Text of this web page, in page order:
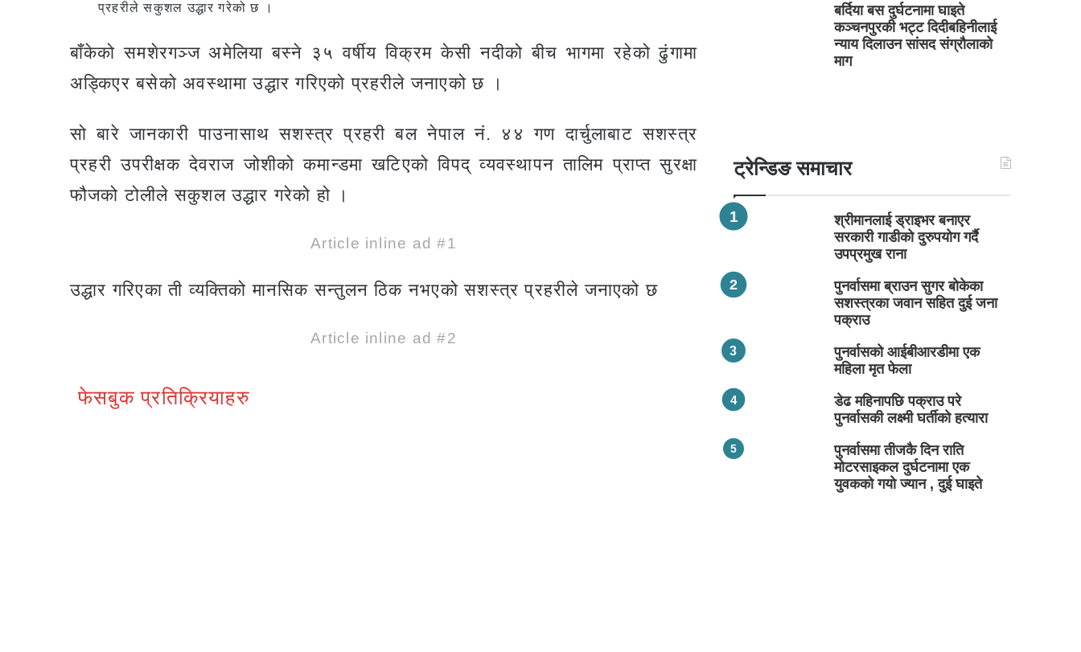
प्रहरीले सकुशल उद्धार गरेको छ ।
बाँकेको समशेरगञ्ज अमेलिया बस्ने ३५ वर्षीय विक्रम केसी नदीको बीच भागमा रहेको ढुंगामा
अड्किएर बसेको अवस्थामा उद्धार गरिएको प्रहरीले जनाएको छ ।
सो बारे जानकारी पाउनासाथ सशस्त्र प्रहरी बल नेपाल नं. ४४ गण दार्चुलाबाट सशस्त्र
प्रहरी उपरीक्षक देवराज जोशीको कमान्डमा खटिएको विपद् व्यवस्थापन तालिम प्राप्त सुरक्षा
फौजको टोलीले सकुशल उद्धार गरेको हो ।
Article inline ad #1
उद्धार गरिएका ती व्यक्तिको मानसिक सन्तुलन ठिक नभएको सशस्त्र प्रहरीले जनाएको छ
Article inline ad #2
फेसबुक प्रतिक्रियाहरु
बर्दिया बस दुर्घटनामा घाइते
कञ्चनपुरकी भट्ट दिदीबहिनीलाई
न्याय दिलाउन सांसद संग्रौलाको
माग
ट्रेन्डिङ समाचार
श्रीमानलाई ड्राइभर बनाएर
सरकारी गाडीको दुरुपयोग गर्दै
उपप्रमुख राना
पुनर्वासमा ब्राउन सुगर बोकेका
सशस्त्रका जवान सहित दुई जना
पक्राउ
पुनर्वासको आईबीआरडीमा एक
महिला मृत फेला
डेढ महिनापछि पक्राउ परे
पुनर्वासकी लक्ष्मी घर्तीको हत्यारा
पुनर्वासमा तीजकै दिन राति
मोटरसाइकल दुर्घटनामा एक
युवकको गयो ज्यान , दुई घाइते